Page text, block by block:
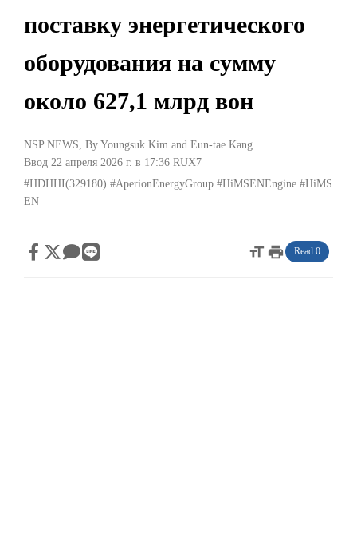
поставку энергетического
оборудования на сумму
около 627,1 млрд вон
NSP NEWS, By Youngsuk Kim and Eun-tae Kang
Ввод 22 апреля 2026 г. в 17:36 RUX7
#HDHHI(329180) #AperionEnergyGroup #HiMSENEngine #HiMS
EN
format_sizeprint Read 0